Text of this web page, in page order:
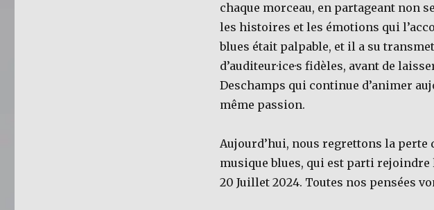
chaque morceau, en partageant non
les histoires et les émotions qui
blues était palpable, et il a su
d’auditeur·ice·s fidèles, avant de
Deschamps qui continue d’animer
même passion.
Aujourd’hui, nous regrettons la perte
musique blues, qui est parti rejoindre
20 Juillet 2024. Toutes nos pensées